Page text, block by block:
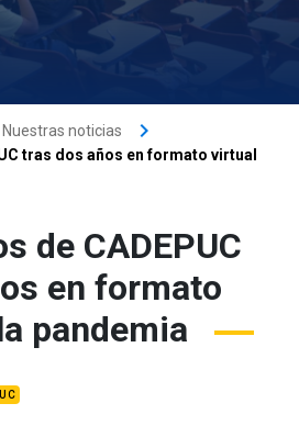
Nuestras noticias keyboard_arrow_right
tras dos años en formato virtual
de CADEPUC
en formato
pandemia